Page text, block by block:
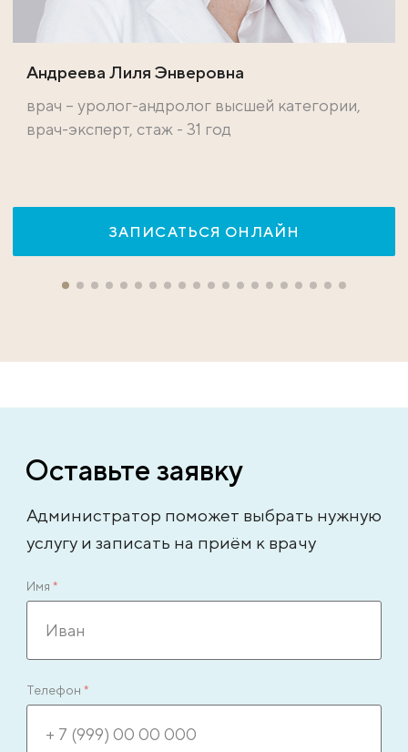
Андреева Лиля Энверовна
врач – уролог-андролог высшей категории,
врач-эксперт, стаж - 31 год
ЗАПИСАТЬСЯ ОНЛАЙН
Оставьте заявку
Администратор поможет выбрать нужную
услугу и записать на приём к врачу
Имя *
Телефон *